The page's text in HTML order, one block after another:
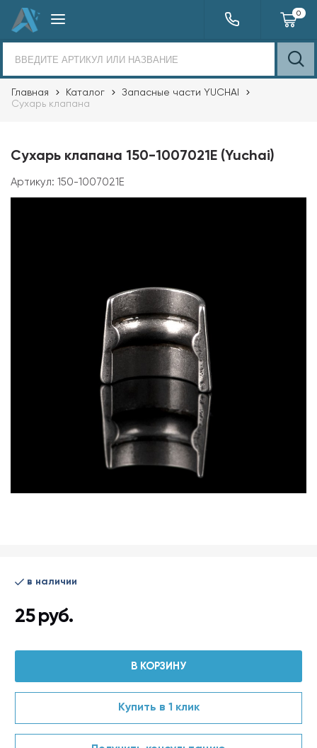
0
Главная Каталог
Запасные части YUCHAI
Сухарь клапана
Сухарь клапана 150-1007021E (Yuchai)
Артикул: 150-1007021E
в наличии
25руб.
В КОРЗИНУ
Купить в 1 клик